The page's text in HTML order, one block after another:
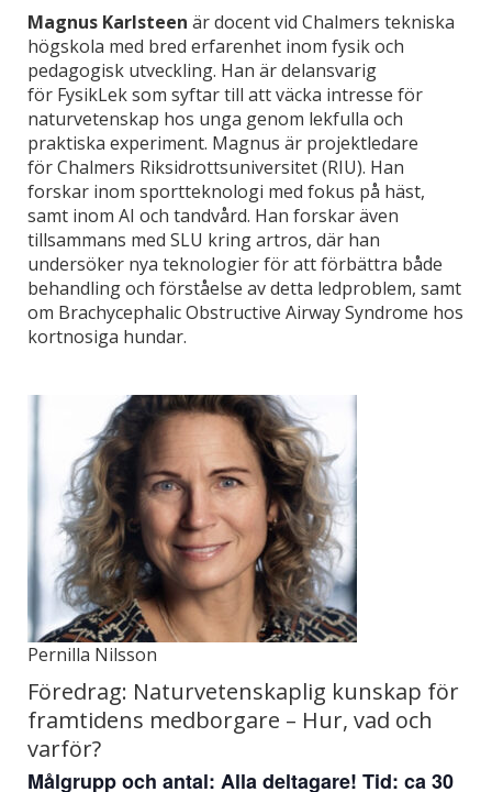
Magnus Karlsteen är docent vid Chalmers tekniska
högskola med bred erfarenhet inom fysik och
pedagogisk utveckling. Han är delansvarig
för FysikLek som syftar till att väcka intresse för
naturvetenskap hos unga genom lekfulla och
praktiska experiment. Magnus är projektledare
för Chalmers Riksidrottsuniversitet (RIU). Han
forskar inom sportteknologi med fokus på häst,
samt inom AI och tandvård. Han forskar även
tillsammans med SLU kring artros, där han
undersöker nya teknologier för att förbättra både
behandling och förståelse av detta ledproblem, samt
om Brachycephalic Obstructive Airway Syndrome hos
kortnosiga hundar.
Pernilla Nilsson
Föredrag: Naturvetenskaplig kunskap för
framtidens medborgare – Hur, vad och
varför?
Målgrupp och antal: Alla deltagare! Tid: ca 30